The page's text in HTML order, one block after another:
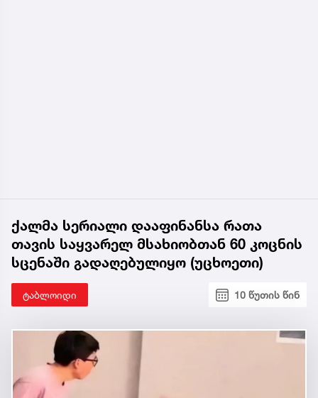
ქალმა სერიალი დააფინანსა რათა
თავის საყვარელ მსახიობთან 60 კოცნის
სცენაში გადაღებულიყო (უცხოეთი)
ტაბლოიდი 10 წუთის წინ